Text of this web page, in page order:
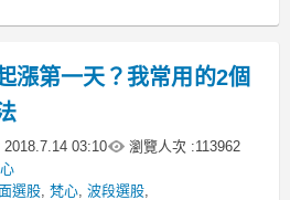
非常的多
屬機殼，就不得不提這2家公司：
：包了iphone、i
漲第一天？我常用的2個
2018.7.14 03:10 瀏覽人次 :113962
選股, 梵心, 波段選股,